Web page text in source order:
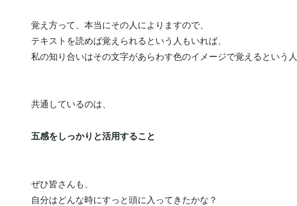
覚え方って、本当にその人によりますので、
テキストを読めば覚えられるという人もいれば、
私の知り合いはその文字があらわす色のイメージで覚えるという人
共通しているのは、
五感をしっかりと活用すること
ぜひ皆さんも、
自分はどんな時にすっと頭に入ってきたかな？